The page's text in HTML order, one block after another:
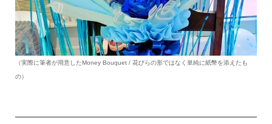
（実際に筆者が用意したMoney Bouquet / 花びらの形ではなく単純に紙幣を添えたも
の）